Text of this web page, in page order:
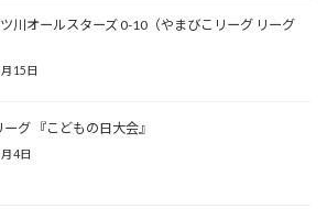
川オールスターズ 0-10（やまびこリーグ リーグ
15日
グ 『こどもの日大会』
4日